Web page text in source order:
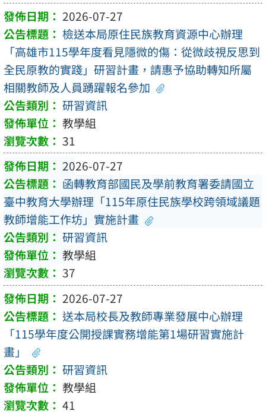
2026-07-27
檢送本局原住民族教育資源中心辦理
「高雄市115學年度看見隱微的傷：從微歧視反思到
全民原教的實踐」研習計畫，請惠予協助轉知所屬
相關教師及人員踴躍報名參加
研習資訊
教學組
31
2026-07-27
函轉教育部國民及學前教育署委請國立
臺中教育大學辦理「115年原住民族學校跨領域議題
教師增能工作坊」實施計畫
研習資訊
教學組
37
2026-07-27
送本局校長及教師專業發展中心辦理
「115學年度公開授課實務增能第1場研習實施計
畫」
研習資訊
教學組
41